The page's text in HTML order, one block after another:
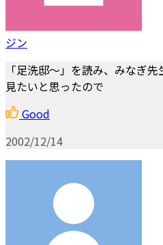
ジン
「足洗邸～」を読み、みなぎ
見たいと思ったので
Good
2002/12/14